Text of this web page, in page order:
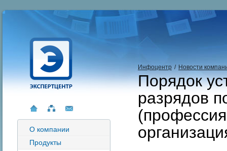
О компании
Продукты
Инфоцентр / Новости
Порядок
разрядов